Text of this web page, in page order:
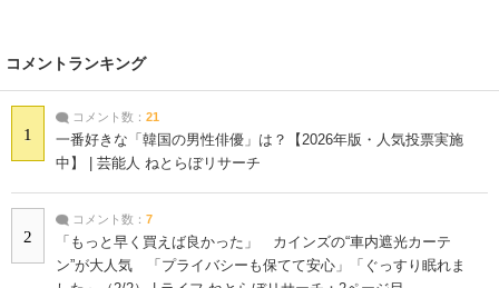
コメントランキング
1
コメント数： 21
一番好きな「韓国の男性俳優」は？【2026年版・人気投票実施
中】 | 芸能人 ねとらぼリサーチ
2
コメント数： 7
「もっと早く買えば良かった」 カインズの“車内遮光カーテ
ン”が大人気 「プライバシーも保てて安心」「ぐっすり眠れま